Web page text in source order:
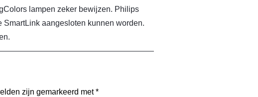
lampen zeker bewijzen. Philips
SmartLink aangesloten kunnen worden.
zijn gemarkeerd met*